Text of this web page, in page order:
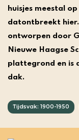
huisjes meestal
datontbreekt
ontworpen door
Nieuwe Haagse
plattegrond en is
dak.
Tijdsvak: 1900-1950